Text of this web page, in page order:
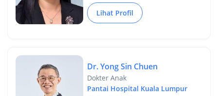
Lihat Profil
Dr. Yong Sin Chuen
Dokter Anak
Pantai Hospital Kuala Lumpur